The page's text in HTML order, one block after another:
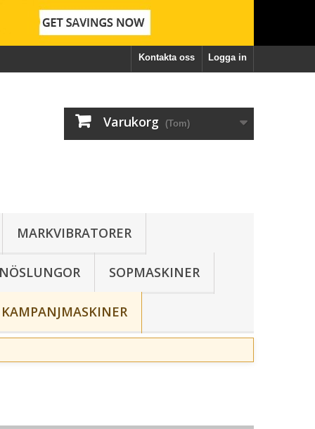
Logga in
Kontakta oss
Varukorg (Tom)
MARKVIBRATORER
SOPMASKINER
KAMPANJMASKINER